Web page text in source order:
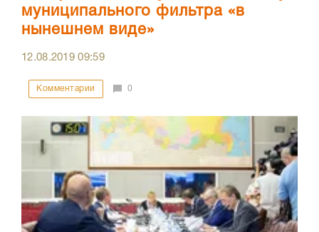
муниципального фильтра «в
нынешнем виде»
12.08.201909:59
Комментарии 0